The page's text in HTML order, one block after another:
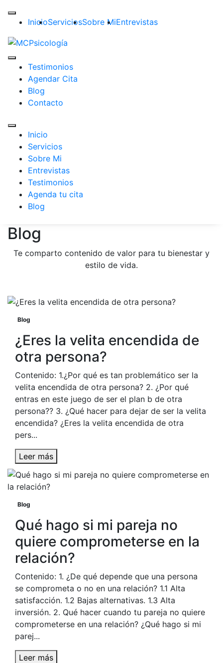
InicioServiciosSobre MiEntrevistas
Testimonios
Agendar Cita
Blog
Contacto
Inicio
Servicios
Sobre Mi
Entrevistas
Testimonios
Agenda tu cita
Blog
Blog
Te comparto contenido de valor para tu bienestar y
estilo de vida.
Blog
¿Eres la velita encendida de
otra persona?
Contenido: 1.¿Por qué es tan problemático ser la
velita encendida de otra persona? 2. ¿Por qué
entras en este juego de ser el plan b de otra
persona?? 3. ¿Qué hacer para dejar de ser la velita
encendida? ¿Eres la velita encendida de otra
pers...
Leer más
Blog
Qué hago si mi pareja no
quiere comprometerse en la
relación?
Contenido: 1. ¿De qué depende que una persona
se comprometa o no en una relación? 1.1 Alta
satisfacción. 1.2 Bajas alternativas. 1.3 Alta
inversión. 2. Qué hacer cuando tu pareja no quiere
comprometerse en una relación? ¿Qué hago si mi
parej...
Leer más